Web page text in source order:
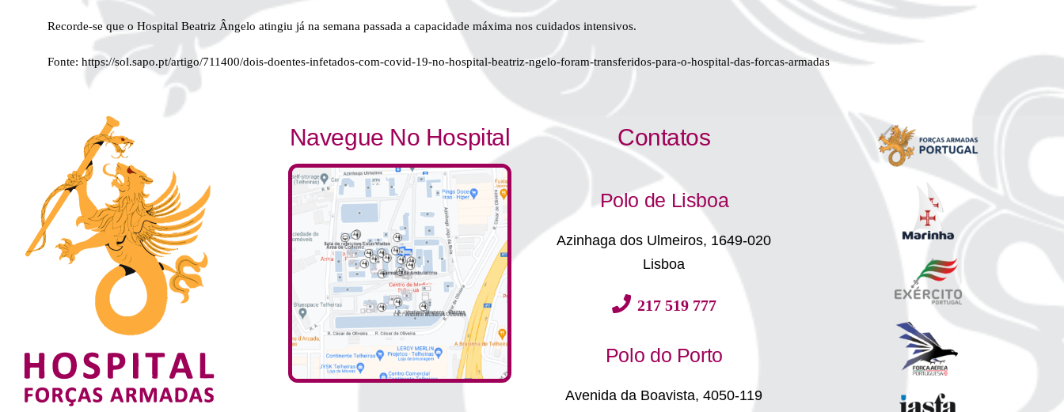
Recorde-se que o Hospital Beatriz Ângelo atingiu já na semana passada a capacidade máxima nos cuidados intensivos.
Fonte: https://sol.sapo.pt/artigo/711400/dois-doentes-infetados-com-covid-19-no-hospital-beatriz-ngelo-foram-transferidos-para-o-hospital-das-forcas-armadas
Navegue No Hospital Contatos
Polo de Lisboa
Azinhaga dos Ulmeiros, 1649-020
Lisboa
217 519 777
Polo do Porto
Avenida da Boavista, 4050-119